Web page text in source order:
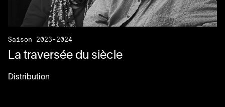
Saison 2023-2024
La traversée du siècle
Distribution